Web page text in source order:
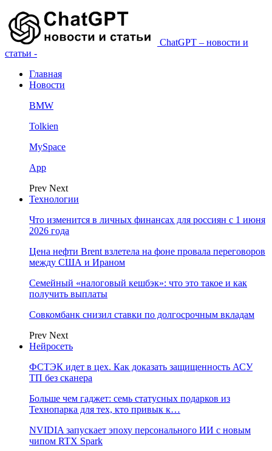
ChatGPT – новости и
статьи -
Главная
Новости
BMW
Tolkien
MySpace
App
Prev Next
Технологии
Что изменится в личных финансах для россиян с 1 июня
2026 года
Цена нефти Brent взлетела на фоне провала переговоров
между США и Ираном
Семейный «налоговый кешбэк»: что это такое и как
получить выплаты
Совкомбанк снизил ставки по долгосрочным вкладам
Prev Next
Нейросеть
ФСТЭК идет в цех. Как доказать защищенность АСУ
ТП без сканера
Больше чем гаджет: семь статусных подарков из
Технопарка для тех, кто привык к…
NVIDIA запускает эпоху персонального ИИ с новым
чипом RTX Spark